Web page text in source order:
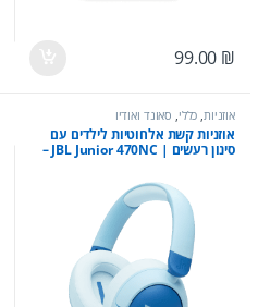
99.00 ₪
אוזניות, כללי, סאונד ואודיו
אוזניות קשת אלחוטיות לילדים עם
סינון רעשים | JBL Junior 470NC –